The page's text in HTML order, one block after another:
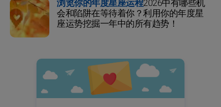
浏览你的年度星座运程2026中有哪些机
会和陷阱在等待着你？利用你的年度星
座运势挖掘一年中的所有趋势！